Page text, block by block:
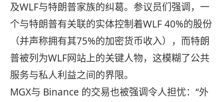
及WLF与特朗普家族的纠葛。参议员们强调，一
个与特朗普有关联的实体控制着WLF 40%的股份
（并声称拥有其75%的加密货币收入），而特朗
普被列为WLF网站上的关键人物，这模糊了公共
服务与私人利益之间的界限。
MGX与 Binance 的交易也被强调令人担忧：“外